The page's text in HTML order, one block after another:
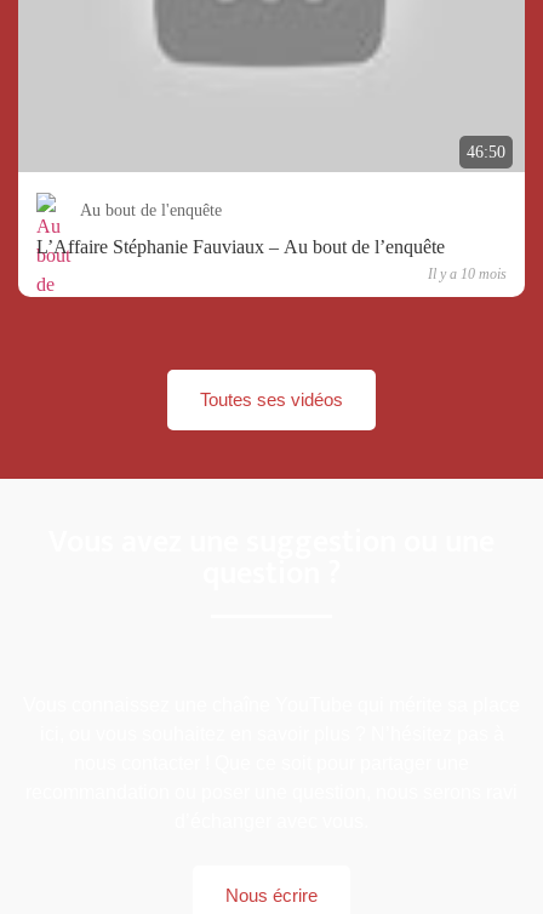
46:50
Au bout de l'enquête
L’Affaire Stéphanie Fauviaux – Au bout de l’enquête
Il y a 10 mois
Toutes ses vidéos
Nous écrire